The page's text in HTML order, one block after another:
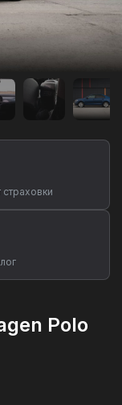
страховки
Polo